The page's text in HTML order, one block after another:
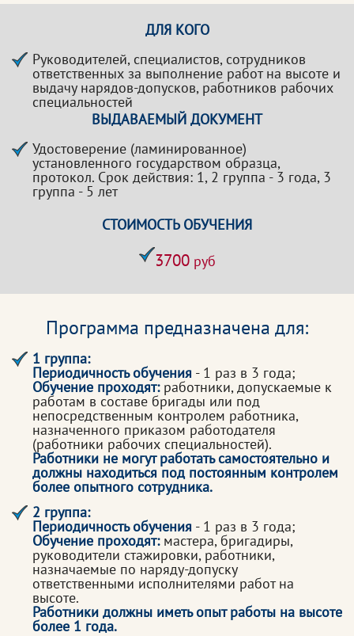
ДЛЯ КОГО
Руководителей, специалистов, сотрудников
ответственных за выполнение работ на высоте и
выдачу нарядов-допусков, работников рабочих
специальностей
ВЫДАВАЕМЫЙ ДОКУМЕНТ
Удостоверение (ламинированное)
установленного государством образца,
протокол. Срок действия: 1, 2 группа - 3 года, 3
группа - 5 лет
СТОИМОСТЬ ОБУЧЕНИЯ
3700руб
Программа предназначена для:
1 группа:
Периодичность обучения - 1 раз в 3 года;
Обучение проходят: работники, допускаемые к
работам в составе бригады или под
непосредственным контролем работника,
назначенного приказом работодателя
(работники рабочих специальностей).
Работники не могут работать самостоятельно и
должны находиться под постоянным контролем
более опытного сотрудника.
2 группа:
Периодичность обучения - 1 раз в 3 года;
Обучение проходят:мастера, бригадиры,
руководители стажировки, работники,
назначаемые по наряду-допуску
ответственными исполнителями работ на
высоте.
Работники должны иметь опыт работы на высоте
более 1 года.